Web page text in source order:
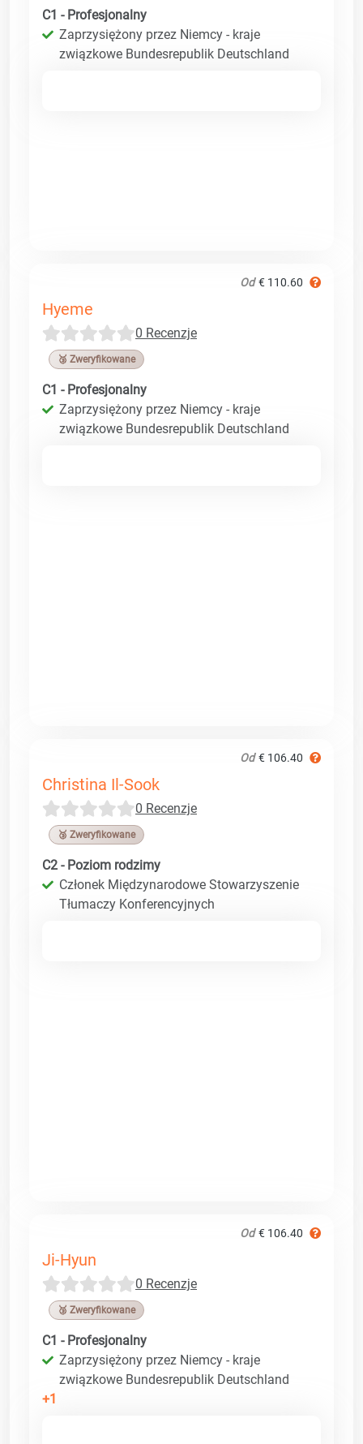
C1 - Profesjonalny
Zaprzysiężony przez Niemcy - kraje
związkowe Bundesrepublik Deutschland
Od € 110.60
Hyeme
0 Recenzje
🥉 Zweryfikowane
C1 - Profesjonalny
Zaprzysiężony przez Niemcy - kraje
związkowe Bundesrepublik Deutschland
Od € 106.40
Christina Il-Sook
0 Recenzje
🥉 Zweryfikowane
C2 - Poziom rodzimy
Członek Międzynarodowe Stowarzyszenie
Tłumaczy Konferencyjnych
Od € 106.40
Ji-Hyun
0 Recenzje
🥉 Zweryfikowane
C1 - Profesjonalny
Zaprzysiężony przez Niemcy - kraje
związkowe Bundesrepublik Deutschland
+1